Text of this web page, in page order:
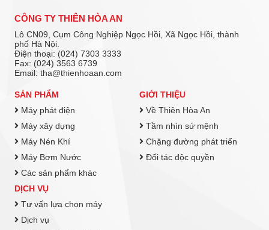
CÔNG TY THIÊN HÒA AN
Lô CN09, Cụm Công Nghiệp Ngọc Hồi, Xã Ngọc Hồi, thành
phố Hà Nội.
Điện thoại: (024) 7303 3333
Fax: (024) 3563 6739
Email: tha@thienhoaan.com
SẢN PHẨM
Máy phát điện
Máy xây dựng
Máy Nén Khí
Máy Bơm Nước
Các sản phẩm khác
GIỚI THIỆU
Về Thiên Hòa An
Tầm nhìn sứ mệnh
Chặng đường phát triển
Đối tác độc quyền
DỊCH VỤ
Tư vấn lựa chọn máy
Dịch vụ